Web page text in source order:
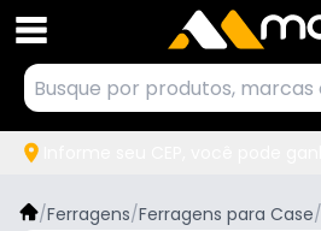
/Ferragens/Ferragens para Case/